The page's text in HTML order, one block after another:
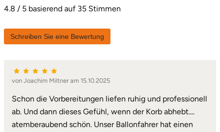
4.8 / 5 basierend auf 35 Stimmen
Schreiben Sie eine Bewertung
von Joachim Miltner am 15.10.2025
Schon die Vorbereitungen liefen ruhig und professionell
ab. Und dann dieses Gefühl, wenn der Korb abhebt....
atemberaubend schön. Unser Ballonfahrer hat einen